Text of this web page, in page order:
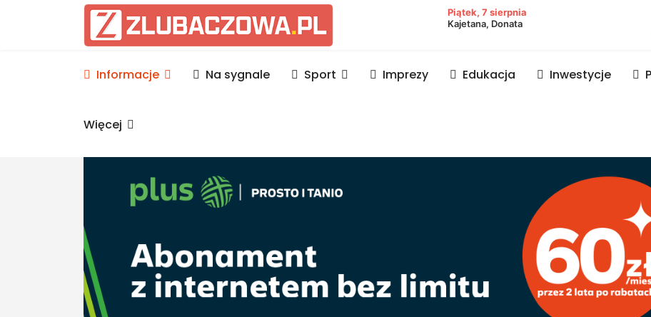
Informacje Lubaczów, powiat lubaczowski
Piątek, 7 sierpnia
Kajetana, Donata
Informacje Na sygnale Sport Imprezy Edukacja Inwestycje
Więcej